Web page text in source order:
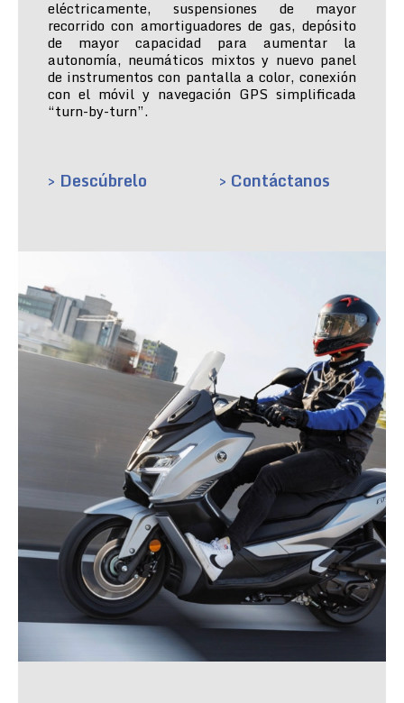
eléctricamente, suspensiones de mayor
recorrido con amortiguadores de gas, depósito
de mayor capacidad para aumentar la
autonomía, neumáticos mixtos y nuevo panel
de instrumentos con pantalla a color, conexión
con el móvil y navegación GPS simplificada
“turn-by-turn”.
> Descúbrelo > Contáctanos